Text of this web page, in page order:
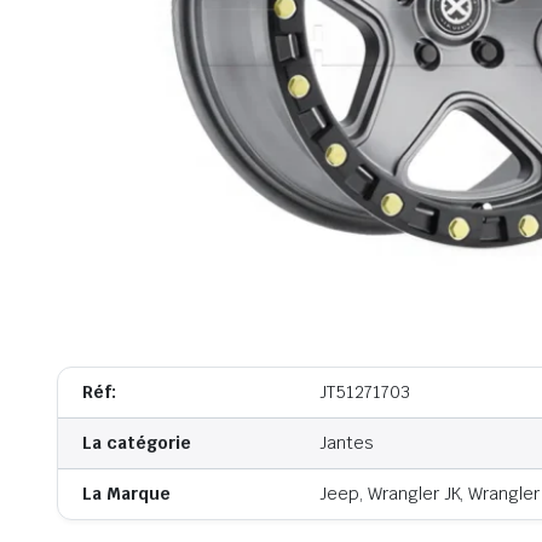
Réf: JT51271703
La catégorie Jantes
La Marque Jeep, Wrangler JK, Wrangler